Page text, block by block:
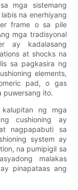
mga sistemang
na enerhiyang
frame o sa pile
mga tradisyonal
ay kadalasang
at shocks na
sa pagkasira ng
elements,
pad, o gas
puwersang ito.
ng mga
cushioning ay
nagpapabuti sa
system ay
na pumipigil sa
malakas
pinapataas ang